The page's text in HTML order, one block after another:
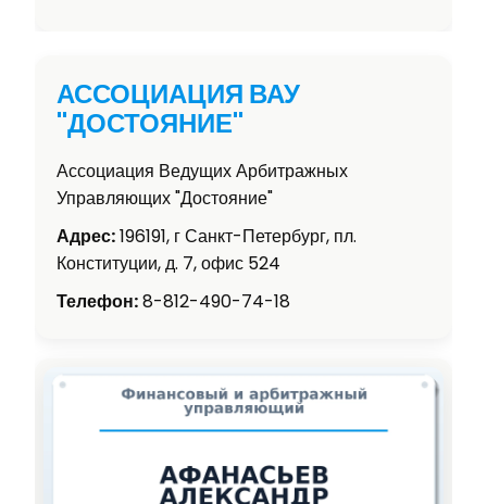
АССОЦИАЦИЯ ВАУ
"ДОСТОЯНИЕ"
Ассоциация Ведущих Арбитражных
Управляющих "Достояние"
Адрес:196191, г Санкт-Петербург, пл.
Конституции, д. 7, офис 524
Телефон:8-812-490-74-18